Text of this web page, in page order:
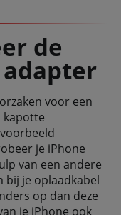
de
voor een
kapotte
je iPhone
van een andere
bij je oplaadkabel
op dan deze
je iPhone ook